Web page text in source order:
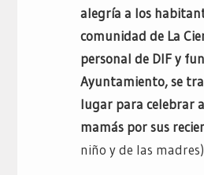
alegría a los
comunidad de La
personal de DIF y
Ayuntamiento, se
lugar para celebrar
mamás por sus
niño y de las